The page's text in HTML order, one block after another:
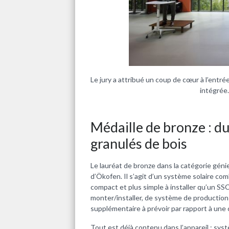
Le jury a attribué un coup de cœur à
Médaille de bronze :
granulés de bois
Le lauréat de bronze dans la catégorie
d’Ökofen. Il s’agit d’un système solaire
compact et plus simple à installer qu’un
monter/installer, de système de production
supplémentaire à prévoir par rapport à une